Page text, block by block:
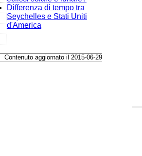
Differenza di tempo tra
Seychelles e Stati Uniti
d'America
Contenuto aggiornato il 2015-06-29